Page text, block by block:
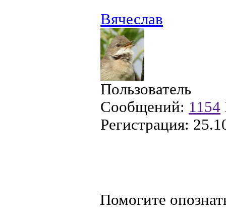
Вячеслав
Пользователь
Сообщений: 1154
Регистрация:
Помогите